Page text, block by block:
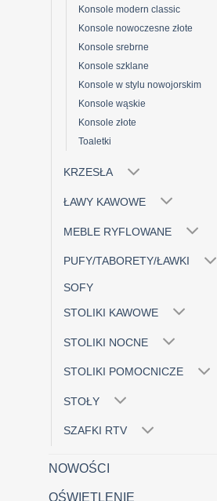
Konsole modern classic
Konsole nowoczesne złote
Konsole srebrne
Konsole szklane
Konsole w stylu nowojorskim
Konsole wąskie
Konsole złote
Toaletki
KRZESŁA
ŁAWY KAWOWE
MEBLE RYFLOWANE
PUFY/TABORETY/ŁAWKI
SOFY
STOLIKI KAWOWE
STOLIKI NOCNE
STOLIKI POMOCNICZE
STOŁY
SZAFKI RTV
NOWOŚCI
OŚWIETLENIE